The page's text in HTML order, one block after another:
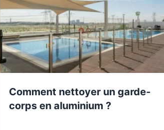
Comment nettoyer un garde-
corps en aluminium ?